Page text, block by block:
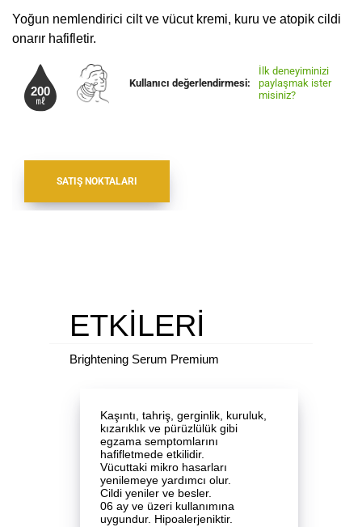
Yoğun nemlendirici cilt ve vücut kremi, kuru ve atopik cildi
onarır hafifletir.
Kullanıcı değerlendirmesi:
İlk deneyiminizi
paylaşmak ister
misiniz?
SATIŞ NOKTALARI
ETKİLERİ
Brightening Serum Premium
Kaşıntı, tahriş, gerginlik, kuruluk,
kızarıklık ve pürüzlülük gibi
egzama semptomlarını
hafifletmede etkilidir.
Vücuttaki mikro hasarları
yenilemeye yardımcı olur.
Cildi yeniler ve besler.
06 ay ve üzeri kullanımına
uygundur. Hipoalerjeniktir.